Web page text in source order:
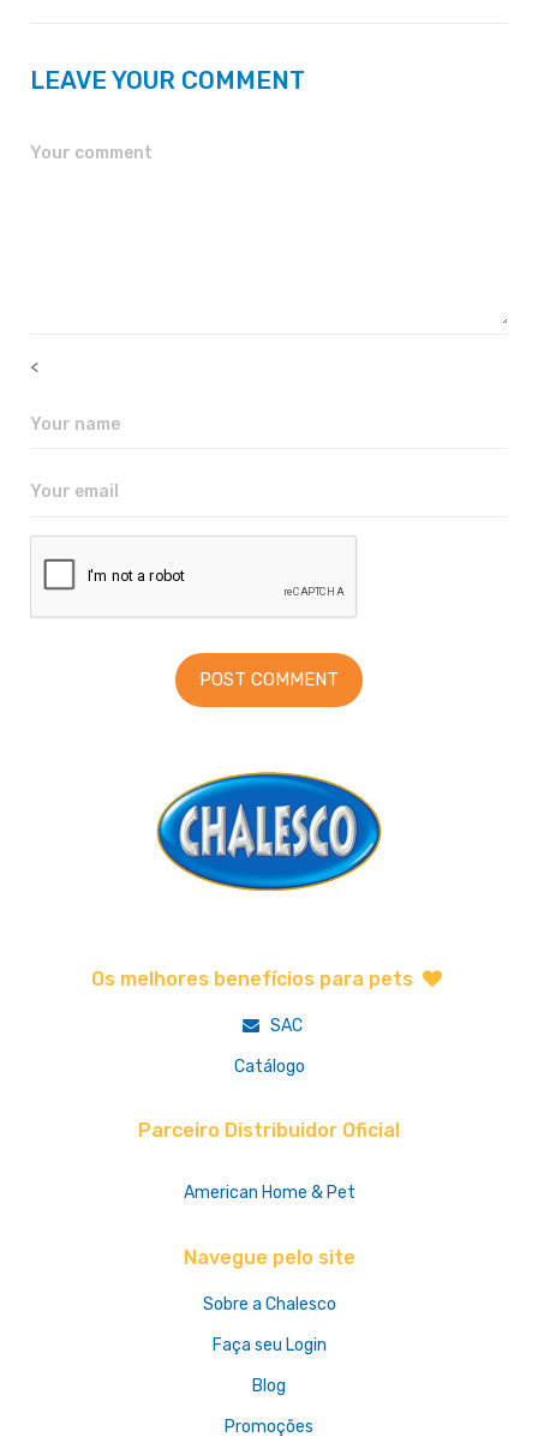
LEAVE YOUR COMMENT
<
Os melhores benefícios para pets
SAC
Catálogo
Parceiro Distribuidor Oficial
American Home & Pet
Navegue pelo site
Sobre a Chalesco
Faça seu Login
Blog
Promoções